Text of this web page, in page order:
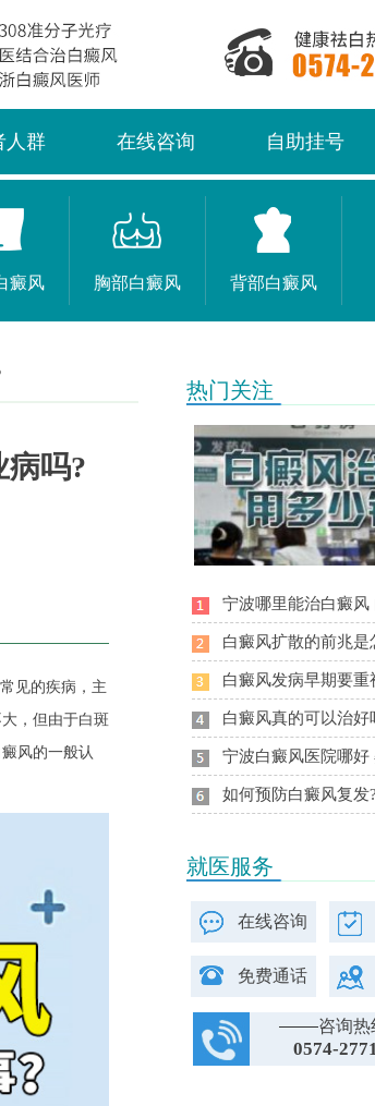
人群 在线咨询 自助挂号
癜风 胸部白癜风 背部白癜风
病吗?
见的疾病，主
，但由于白斑
风的一般认
热门关注
宁波哪里能治白癜风
白癜风扩散的前兆是
白癜风发病早期要重
白癜风真的可以治好
宁波白癜风医院哪好
如何预防白癜风复发?
就医服务
在线咨询
免费通话
咨询热
0574-